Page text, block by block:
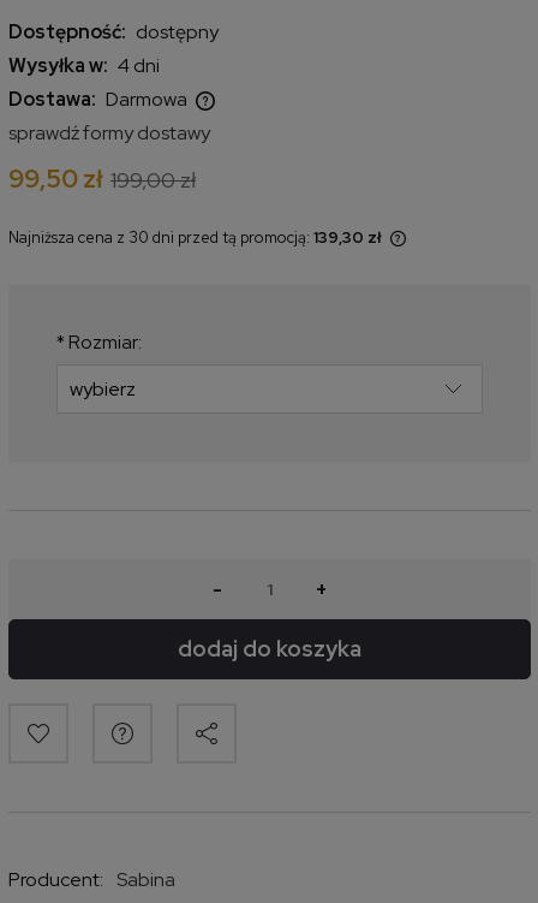
Dostępność: dostępny
Wysyłka w: 4 dni
Dostawa: Darmowa
Cena nie zawiera ewentualnych kosztów płatności
sprawdź formy dostawy
99,50 zł 199,00 zł
Najniższa cena z 30 dni przed tą promocją: 139,30 zł
* Rozmiar:
- +
dodaj do koszyka
Producent:
Sabina